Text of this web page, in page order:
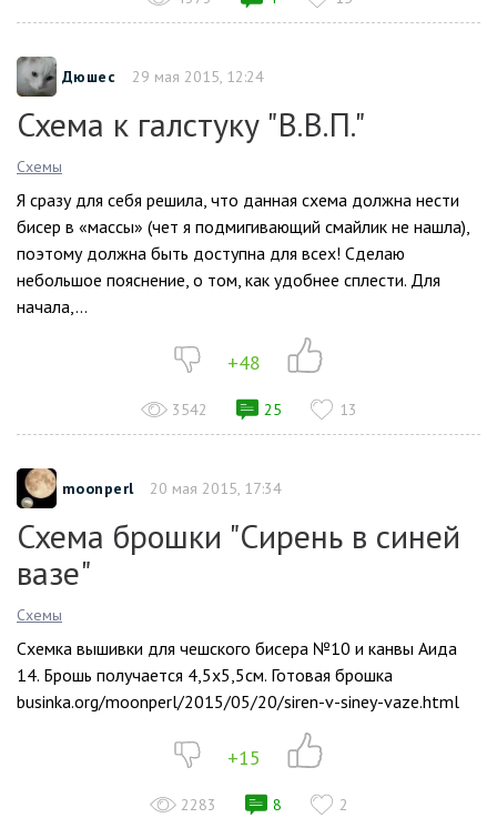
Дюшес 29 мая 2015, 12:24
Схема к галстуку "В.В.П."
Схемы
Я сразу для себя решила, что данная схема должна нести
бисер в «массы» (чет я подмигивающий смайлик не нашла),
поэтому должна быть доступна для всех! Сделаю
небольшое пояснение, о том, как удобнее сплести. Для
начала,...
+48
3542 25 13
moonperl 20 мая 2015, 17:34
Схема брошки "Сирень в синей
вазе"
Схемы
Схемка вышивки для чешского бисера №10 и канвы Аида
14. Брошь получается 4,5х5,5см. Готовая брошка
businka.org/moonperl/2015/05/20/siren-v-siney-vaze.html
+15
2283 8 2